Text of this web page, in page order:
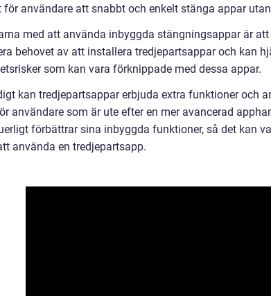
för användare att snabbt och enkelt stänga appar
med att använda inbyggda stängningsappar är
behovet av att installera tredjepartsappar och kan
som kan vara förknippade med dessa appar.
kan tredjepartsappar erbjuda extra funktioner och
användare som är ute efter en mer avancerad
förbättrar sina inbyggda funktioner, så det kan
använda en tredjepartsapp.